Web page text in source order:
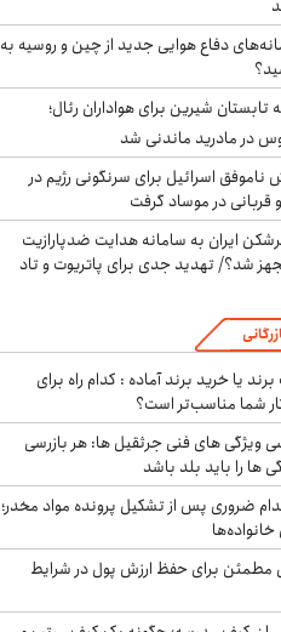
دفاع هوایی جدید از چین و روسیه به
تابستان شیرین برای هواداران رئال؛
در مادرید ماندنی شد
ناموفق اسرائیل برای سرنگونی رژیم در
قربانی در موساد گرفت
ایران به سامانه هدایت ضدپارازیت
شد؟/ تهدید جدی برای پاتریوت و تاد
یا خرید برند آماده : کدام راه برای
شما مناسب‌تر است؟
ویژگی های فنی جرثقیل ها: هر بازرسی
ها را باید بلد باشد
ضروری پس از تشکیل پرونده مواد مخدر؛
خانواده‌ها
مطمئن برای حفظ ارزش پول در شرایط